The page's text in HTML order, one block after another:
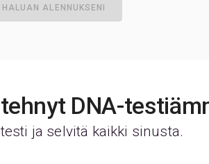
HALUAN ALENNUKSENI
DNA-
ja selvitä kaikki sinusta.